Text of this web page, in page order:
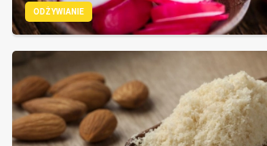
ODŻYWIANIE